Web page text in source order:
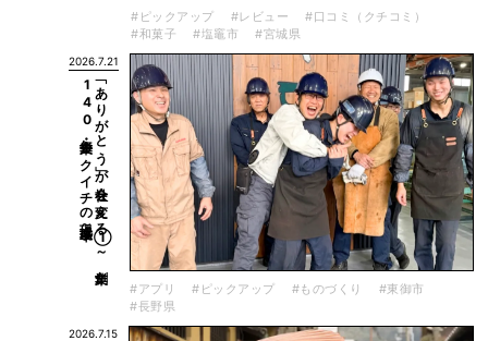
#ピックアップ #レビュー
#口コミ（クチコミ）
#和菓子
#塩竈市 #宮城県
2026.7.21
「あ
り
が
と
う
」が
会社を
変え
る
①
～
創業
1
4
0
年企業・カ
ク
イ
チ
の
現場改革～
#アプリ #ピックアップ #ものづくり
#東御市
#長野県
2026.7.15